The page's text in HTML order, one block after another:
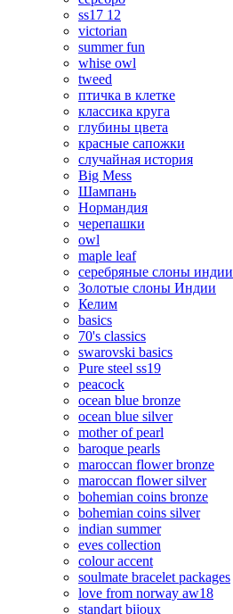
ss17 12
victorian
summer fun
whise owl
tweed
птичка в клетке
классика круга
глубины цвета
красные сапожки
случайная история
Big Mess
Шампань
Нормандия
черепашки
owl
maple leaf
серебряные слоны индии
Золотые слоны Индии
Келим
basics
70's classics
swarovski basics
Pure steel ss19
peacock
ocean blue bronze
ocean blue silver
mother of pearl
baroque pearls
maroccan flower bronze
maroccan flower silver
bohemian coins bronze
bohemian coins silver
indian summer
eves collection
colour accent
soulmate bracelet packages
love from norway aw18
standart bijoux